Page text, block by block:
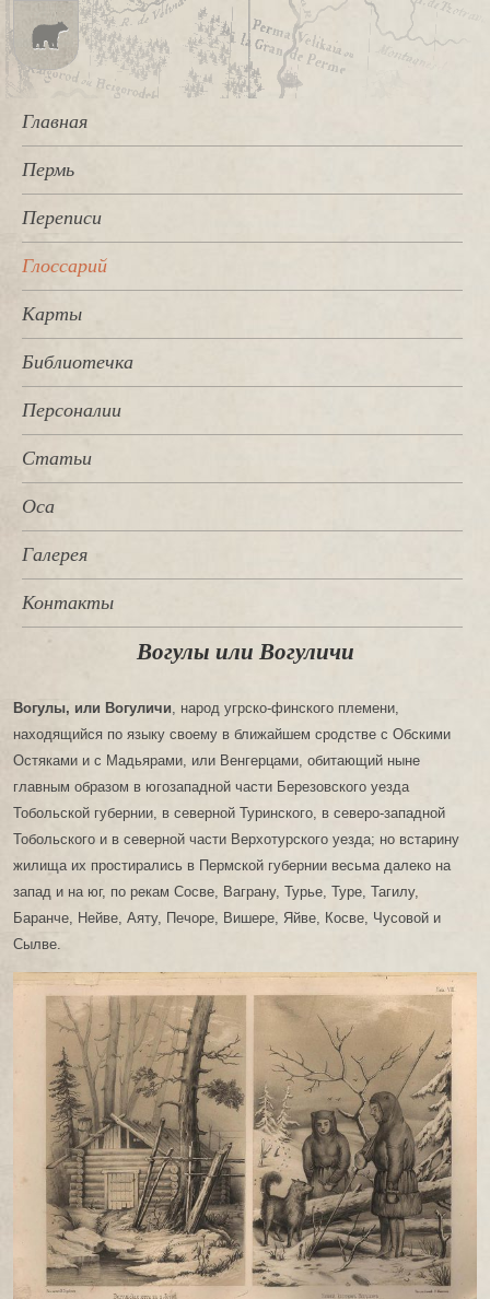
Главная
Пермь
Переписи
Глоссарий
Карты
Библиотечка
Персоналии
Статьи
Оса
Галерея
Контакты
Вогулы или Вогуличи
Вогулы, или Вогуличи , народ угрско-финского племени,
находящийся по языку своему в ближайшем сродстве с Обскими
Остяками и с Мадьярами, или Венгерцами, обитающий ныне
главным образом в югозападной части Березовского уезда
Тобольской губернии, в северной Туринского, в северо-западной
Тобольского и в северной части Верхотурского уезда; но встарину
жилища их простирались в Пермской губернии весьма далеко на
запад и на юг, по рекам Сосве, Ваграну, Турье, Туре, Тагилу,
Баранче, Нейве, Аяту, Печоре, Вишере, Яйве, Косве, Чусовой и
Сылве.